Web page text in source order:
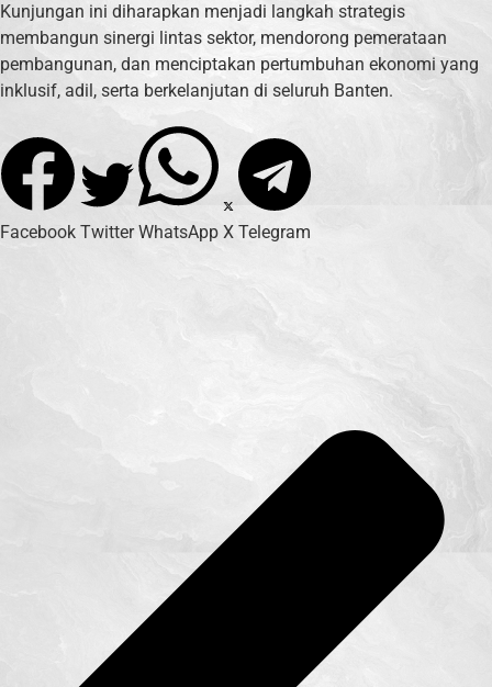
Kunjungan ini diharapkan menjadi langkah strategis
membangun sinergi lintas sektor, mendorong pemerataan
pembangunan, dan menciptakan pertumbuhan ekonomi yang
inklusif, adil, serta berkelanjutan di seluruh Banten.
Facebook Twitter WhatsApp X Telegram